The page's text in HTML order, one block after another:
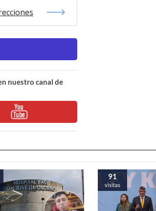
nuestro canal de
91
visitas